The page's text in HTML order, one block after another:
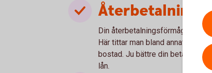
Din återbetalningsförmåga
Här tittar man bland annat på
bostad. Ju bättre din
lån.